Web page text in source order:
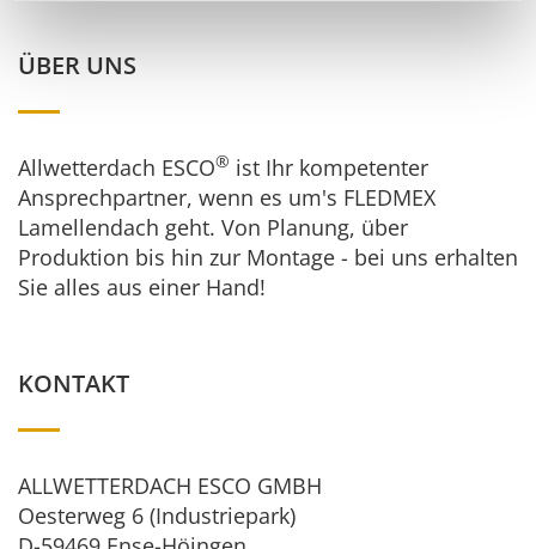
ÜBER UNS
Allwetterdach ESCO® ist Ihr kompetenter
Ansprechpartner, wenn es um's FLEDMEX
Lamellendach geht. Von Planung, über
Produktion bis hin zur Montage - bei uns erhalten
Sie alles aus einer Hand!
KONTAKT
ALLWETTERDACH ESCO GMBH
Oesterweg 6 (Industriepark)